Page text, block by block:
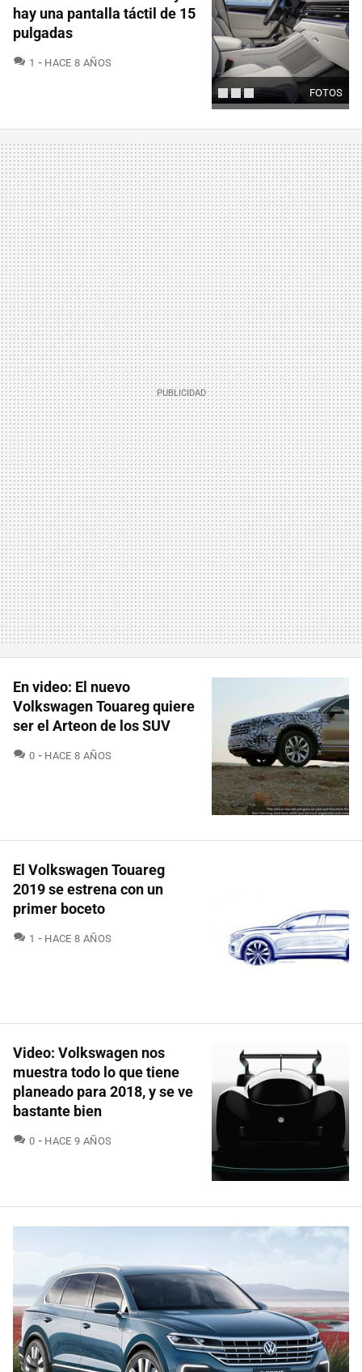
FOTOS
hay una pantalla táctil de 15
pulgadas
1 COMENTARIOS
HACE 8 AÑOS
En video: El nuevo
Volkswagen Touareg quiere
ser el Arteon de los SUV
0 COMENTARIOS
HACE 8 AÑOS
El Volkswagen Touareg
2019 se estrena con un
primer boceto
1 COMENTARIOS
HACE 8 AÑOS
Video: Volkswagen nos
muestra todo lo que tiene
planeado para 2018, y se ve
bastante bien
0 COMENTARIOS
HACE 9 AÑOS